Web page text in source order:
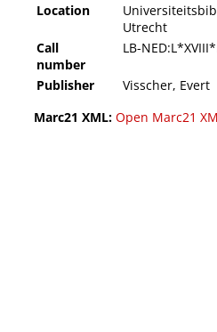
Location
Utrecht
Call
number
LB-
Publisher Visscher, Evert
Marc21 XML: Open Marc21